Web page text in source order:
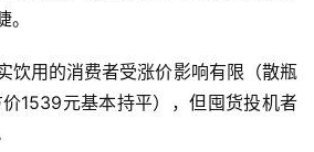
饮用的消费者受涨价影响有限（散瓶
1539元基本持平），但囤货投机者